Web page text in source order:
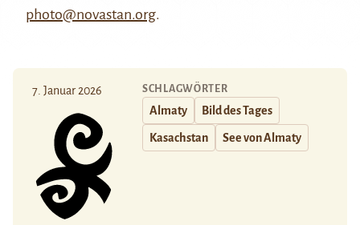
photo@novastan.org.
7. Januar 2026 SCHLAGWÖRTER
Almaty Bild des Tages
Kasachstan See von Almaty